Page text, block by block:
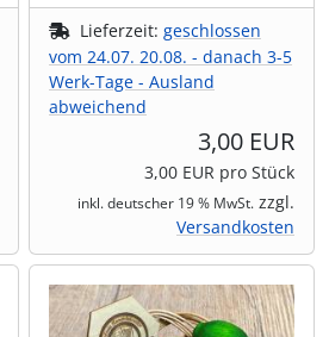
Lieferzeit: geschlossen
vom 24.07. 20.08. - danach 3-5
Werk-Tage - Ausland
abweichend
3,00 EUR
3,00 EUR pro Stück
inkl. deutscher 19 % MwSt. zzgl.
Versandkosten